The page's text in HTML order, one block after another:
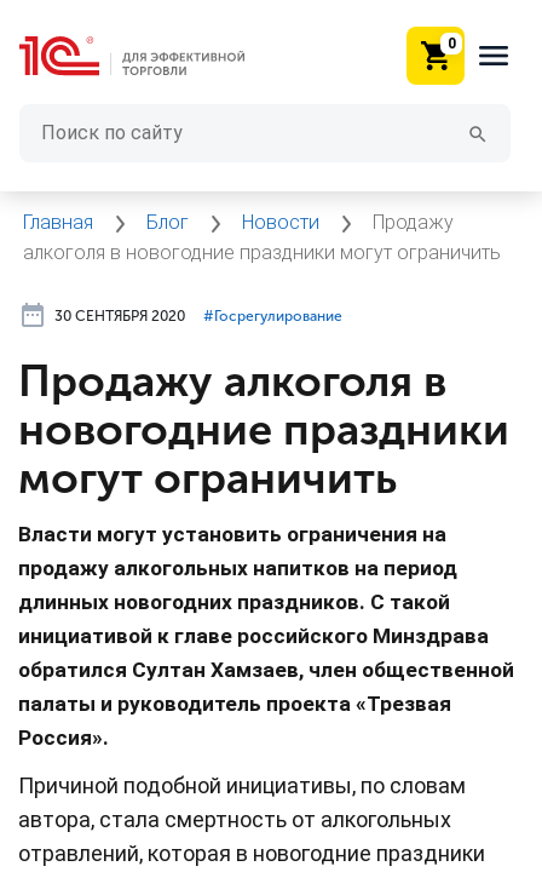
0
Главная Блог Новости
Продажу
алкоголя в новогодние праздники могут ограничить
30 СЕНТЯБРЯ 2020 #⁣Госрегулирование
Продажу алкоголя в
новогодние праздники
могут ограничить
Власти могут установить ограничения на
продажу алкогольных напитков на период
длинных новогодних праздников. С такой
инициативой к главе российского Минздрава
обратился Султан Хамзаев, член общественной
палаты и руководитель проекта «Трезвая
Россия».
Причиной подобной инициативы, по словам
автора, стала смертность от алкогольных
отравлений, которая в новогодние праздники